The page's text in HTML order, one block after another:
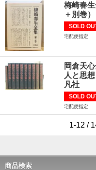
梅崎春
＋別巻
SOLD
宅配便指定
岡倉天
人と思
凡社
SOLD
宅配便指定
1-12 /
商品検索